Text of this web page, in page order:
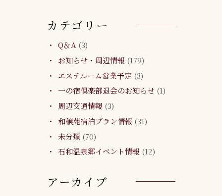
カテゴリー
Q＆A (3)
お知らせ・周辺情報 (179)
エステルーム営業予定 (3)
一の宿倶楽部退会のお知らせ (1)
周辺交通情報 (3)
和穣苑宿泊プラン情報 (31)
未分類 (70)
石和温泉郷イベント情報 (12)
アーカイブ